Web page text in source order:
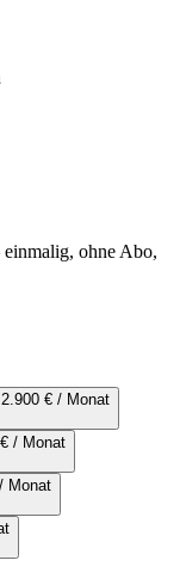
ohne Abo,
€ / Monat
/ Monat
Monat